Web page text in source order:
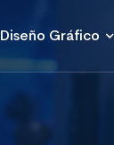
Diseño Gráfico